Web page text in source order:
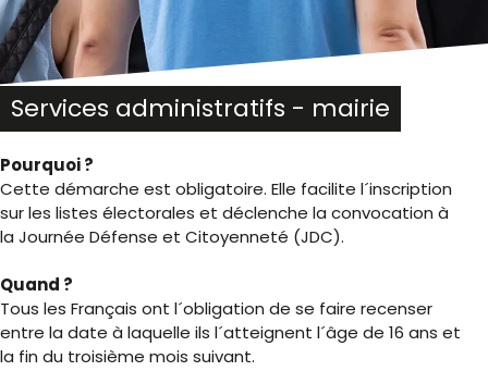
Services administratifs - mairie
Pourquoi ?
Cette démarche est obligatoire. Elle facilite l´inscription
sur les listes électorales et déclenche la convocation à
la Journée Défense et Citoyenneté (JDC).
Quand ?
Tous les Français ont l´obligation de se faire recenser
entre la date à laquelle ils l´atteignent l´âge de 16 ans et
la fin du troisième mois suivant.